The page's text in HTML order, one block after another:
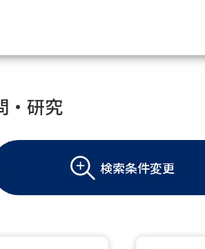
大学・短大の資料
大学パンフ
学部・学科
総合型選抜・学校推薦型
・研究
検索条件変更